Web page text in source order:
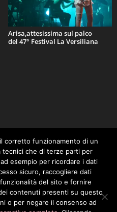
Arisa,attesissima sul palco
del 47° Festival La Versiliana
corretto funzionamento di un
tecnici che di terze parti per
esempio per ricordare i dati
sicuro, raccogliere dati
del sito e fornire
contenuti presenti su questo
o per negare il consenso ad